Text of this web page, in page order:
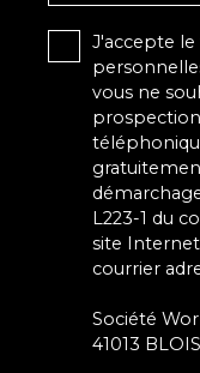
J'accepte
vous ne
L223-1 du
site
courrier
Société
41013